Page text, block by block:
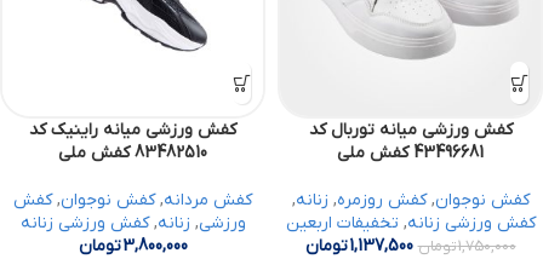
کفش ورزشی میانه توربال کد
43496681 کفش ملی
کفش نوجوان,کفش روزمره, زنانه,
کفش ورزشی زنانه, تخفیفات اربعین
1,750,000تومان 1,137,500تومان
کفش ورزشی میانه راینیک کد
83482510 کفش ملی
کفش مردانه,کفش نوجوان,کفش
ورزشی, زنانه,کفش ورزشی زنانه
3,800,000تومان